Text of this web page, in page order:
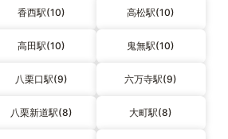
香西駅(10) 高松駅(10)
高田駅(10) 鬼無駅(10)
八栗口駅(9) 六万寺駅(9)
八栗新道駅(8) 大町駅(8)